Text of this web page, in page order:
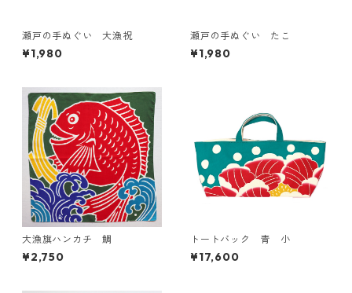
瀬戸の手ぬぐい 大漁祝
¥1,980
瀬戸の手ぬぐい たこ
¥1,980
大漁旗ハンカチ 鯛
¥2,750
トートバック 青 小
¥17,600